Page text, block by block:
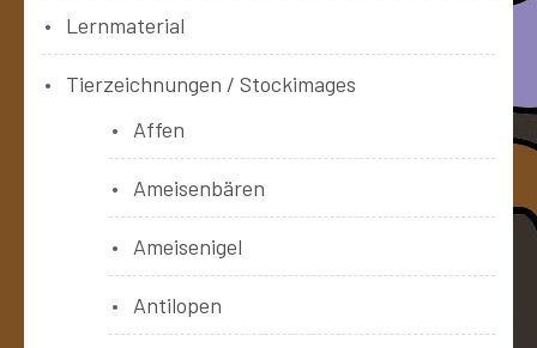
Lernmaterial
Tierzeichnungen / Stockimages
Affen
Ameisenbären
Ameisenigel
Antilopen